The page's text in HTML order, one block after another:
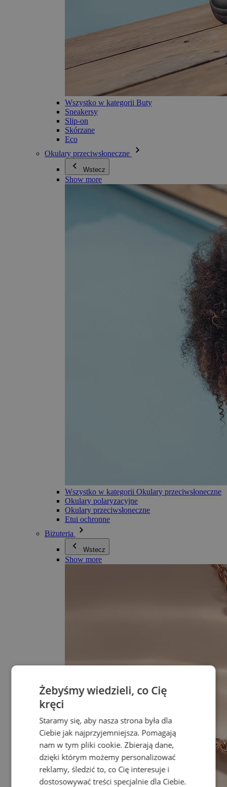
Wszystko w kategorii Buty
Sneakersy
Slip-on
Skórzane
Eco
Okulary przeciwsłoneczne
Wstecz
Show more
Wszystko w kategorii Okulary przeciwsłoneczne
Okulary polaryzacyjne
Okulary przeciwsłoneczne
Etui ochronne
Biżuteria
Wstecz
Show more
Żebyśmy wiedzieli, co Cię
kręci
Staramy się, aby nasza strona była dla
Ciebie jak najprzyjemniejsza. Pomagają
nam w tym pliki cookie. Zbierają dane,
dzięki którym możemy personalizować
reklamy, śledzić to, co Cię interesuje i
dostosowywać treści specjalnie dla Ciebie.